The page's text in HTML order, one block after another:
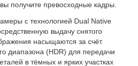
получите превосходные кадры.
с технологией Dual Native
выдачу снятого
насыщаются за счёт
диапазона (HDR) для передачи
в тёмных и ярких участках